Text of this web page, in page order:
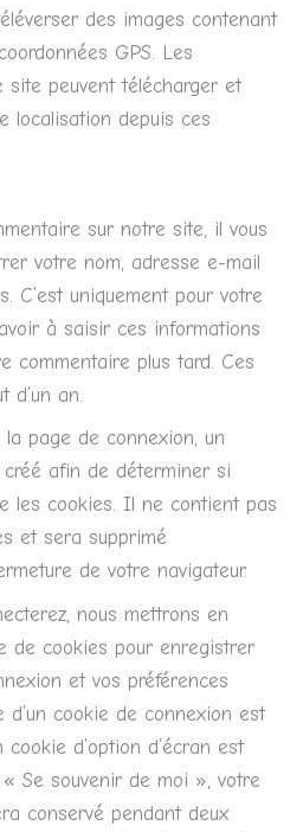
des images contenant
GPS. Les
site peuvent télécharger et
localisation depuis ces
sur notre site, il vous
votre nom, adresse e-mail
C’est uniquement pour votre
à saisir ces informations
commentaire plus tard. Ces
d’un an.
page de connexion, un
afin de déterminer si
les cookies. Il ne contient pas
et sera supprimé
de votre navigateur.
nous mettrons en
de cookies pour enregistrer
et vos préférences
d’un cookie de connexion est
cookie d’option d’écran est
« Se souvenir de moi », votre
conservé pendant deux